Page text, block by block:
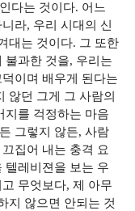
다는 것이다. 어느
라, 우리 시대의 신
대는 것이다. 그 또한
불과한 것을, 우리는
이며 배우게 된다는
않던 그게 그 사람의
지를 걱정하는 마음
그렇지 않든, 사람
집어 내는 충격 요
텔레비젼을 보는 우
무엇보다, 제 아무
지 않으면 안되는 것